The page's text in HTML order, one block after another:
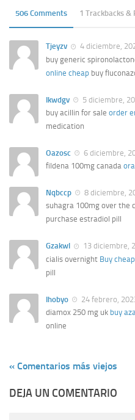
506 Comments 1 Trackbacks &
Tjeyzv
4 diciembre,
buy generic
online cheap buy
Ikwdgv
5 diciembre,
buy acillin for sale order
medication
Oazosc
6 diciembre,
fildena 100mg canada
Nqbccp
8 diciembre,
suhagra 100mg over the
purchase estradiol pill
Gzakwl
13 diciembre,
cialis overnight Buy
pill
Ihobyo
24 febrero,
diamox 250 mg uk buy
online
« Comentarios más viejos
DEJA UN COMENTARIO